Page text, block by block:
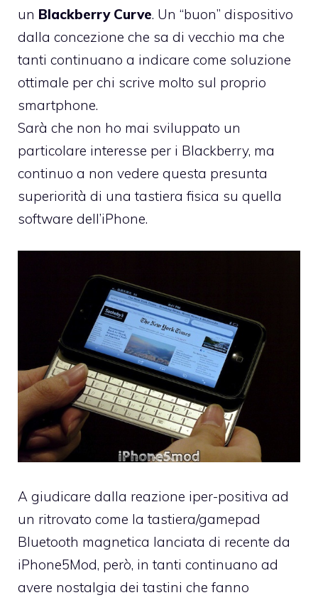
un Blackberry Curve. Un “buon” dispositivo
dalla concezione che sa di vecchio ma che
tanti continuano a indicare come soluzione
ottimale per chi scrive molto sul proprio
smartphone.
Sarà che non ho mai sviluppato un
particolare interesse per i Blackberry, ma
continuo a non vedere questa presunta
superiorità di una tastiera fisica su quella
software dell’iPhone.
A giudicare dalla reazione iper-positiva ad
un ritrovato come la tastiera/gamepad
Bluetooth magnetica lanciata di recente da
iPhone5Mod, però, in tanti continuano ad
avere nostalgia dei tastini che fanno